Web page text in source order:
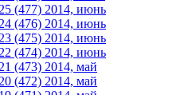
(477) 2014, июнь
(476) 2014, июнь
(475) 2014, июнь
(474) 2014, июнь
(473) 2014, май
(472) 2014, май